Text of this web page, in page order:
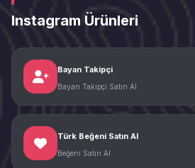
Instagram Ürünleri
Bayan Takipçi
Bayan Takipçi Satın Al
Türk Beğeni Satın Al
Beğeni Satın Al